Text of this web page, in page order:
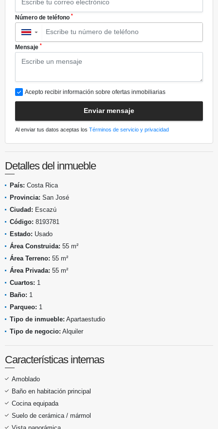
Número de teléfono *
▼
Mensaje *
Acepto recibir información sobre ofertas inmobiliarias
Enviar mensaje
Al enviar tus datos aceptas los Términos de servicio y privacidad
Detalles del inmueble
País: Costa Rica
Provincia: San José
Ciudad: Escazú
Código: 8193781
Estado: Usado
Área Construida: 55 m²
Área Terreno: 55 m²
Área Privada: 55 m²
Cuartos: 1
Baño: 1
Parqueo: 1
Tipo de inmueble: Apartaestudio
Tipo de negocio: Alquiler
Características internas
Amoblado
Baño en habitación principal
Cocina equipada
Suelo de cerámica / mármol